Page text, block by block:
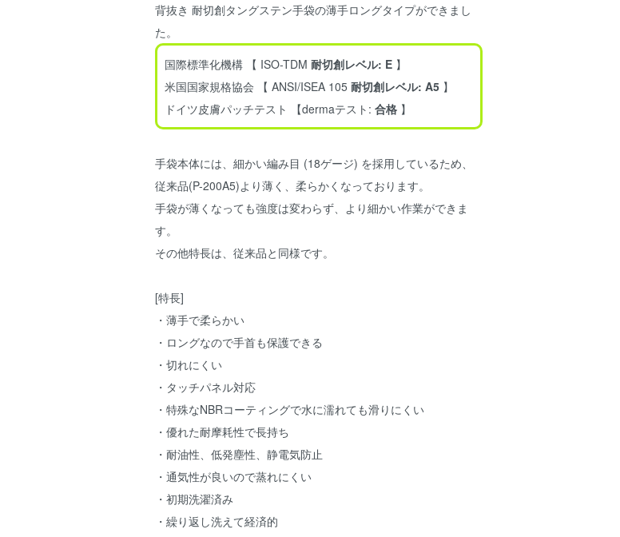
背抜き 耐切創タングステン手袋の薄手ロングタイプができまし
た。
国際標準化機構 【 ISO-TDM 耐切創レベル: E 】
米国国家規格協会 【 ANSI/ISEA 105 耐切創レベル: A5 】
ドイツ皮膚パッチテスト 【dermaテスト: 合格 】
手袋本体には、細かい編み目 (18ゲージ) を採用しているため、
従来品(P-200A5)より薄く、柔らかくなっております。
手袋が薄くなっても強度は変わらず、より細かい作業ができま
す。
その他特長は、従来品と同様です。
[特長]
・薄手で柔らかい
・ロングなので手首も保護できる
・切れにくい
・タッチパネル対応
・特殊なNBRコーティングで水に濡れても滑りにくい
・優れた耐摩耗性で長持ち
・耐油性、低発塵性、静電気防止
・通気性が良いので蒸れにくい
・初期洗濯済み
・繰り返し洗えて経済的